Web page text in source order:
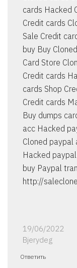
cards Hacked
Credit cards
Sale Credit
buy Buy
Card Store
Credit cards
cards Shop
Credit cards
Buy dumps
acc Hacked
Cloned paypal
Hacked
buy Paypal
http://
19/06/2022
Bjerydeg
Ответить